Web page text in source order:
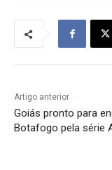
Artigo anterior
Goiás pronto para
Botafogo pela série